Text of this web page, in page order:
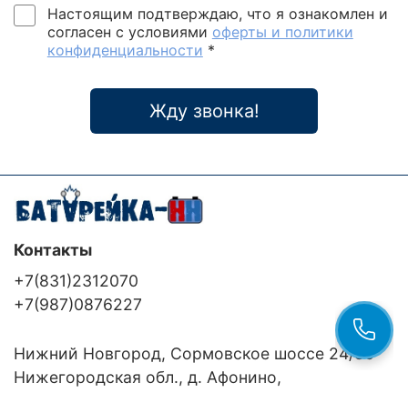
Настоящим подтверждаю, что я ознакомлен и
согласен с условиями оферты и политики
конфиденциальности *
Жду звонка!
Контакты
+7(831)2312070
+7(987)0876227
Нижний Новгород, Сормовское шоссе 24/36
Нижегородская обл., д. Афонино,